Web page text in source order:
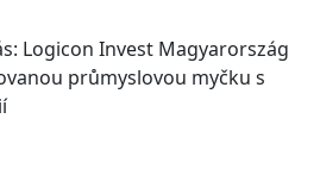
Logicon Invest Magyarország
průmyslovou myčku s